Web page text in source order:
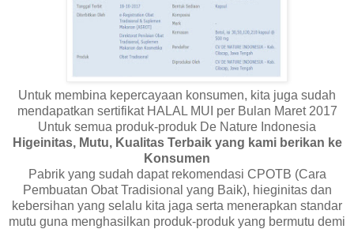
Untuk membina kepercayaan konsumen, kita juga sudah
mendapatkan sertifikat HALAL MUI per Bulan Maret 2017
Untuk semua produk-produk De Nature Indonesia
Higeinitas, Mutu, Kualitas Terbaik yang kami berikan ke
Konsumen
Pabrik yang sudah dapat rekomendasi CPOTB (Cara
Pembuatan Obat Tradisional yang Baik), hieginitas dan
kebersihan yang selalu kita jaga serta menerapkan standar
mutu guna menghasilkan produk-produk yang bermutu demi